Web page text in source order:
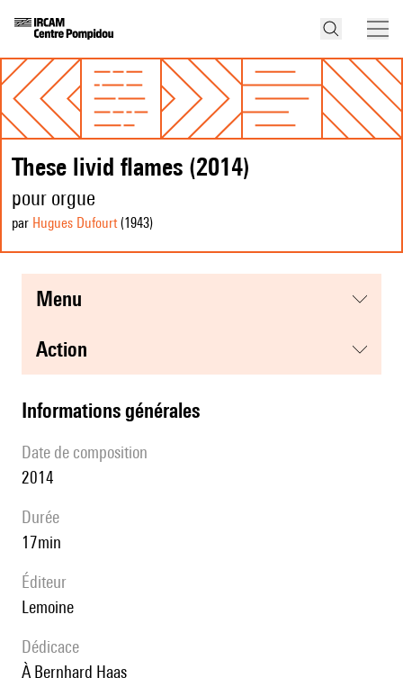
These livid flames (2014)
pour orgue
par Hugues Dufourt(1943)
menu
action
informations générales
date de composition
2014
durée
17min
éditeur
Lemoine
Dédicace
à Bernhard Haas